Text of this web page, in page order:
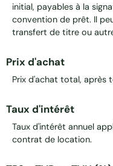
initial, payables à la
convention de prêt. Il
transfert de titre ou
Prix d'achat
Prix d'achat total, après
Taux d'intérêt
Taux d'intérêt annuel
contrat de location.